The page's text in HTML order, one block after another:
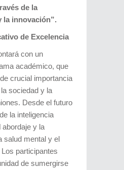
de la
la innovación”.
de Excelencia
con un
académico, que
crucial importancia
sociedad y la
Desde el futuro
la inteligencia
abordaje y la
salud mental y el
participantes
de sumergirse